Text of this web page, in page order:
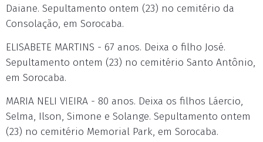
Daiane. Sepultamento ontem (23) no cemitério da
Consolação, em Sorocaba.
ELISABETE MARTINS - 67 anos. Deixa o filho José.
Sepultamento ontem (23) no cemitério Santo Antônio,
em Sorocaba.
MARIA NELI VIEIRA - 80 anos. Deixa os filhos Láercio,
Selma, Ilson, Simone e Solange. Sepultamento ontem
(23) no cemitério Memorial Park, em Sorocaba.